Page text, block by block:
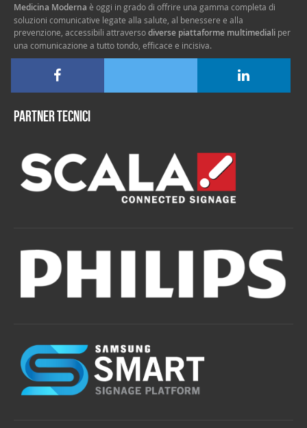
Medicina Moderna è oggi in grado di offrire una gamma completa di
soluzioni comunicative legate alla salute, al benessere e alla
prevenzione, accessibili attraversodiverse piattaforme multimediali per
una comunicazione a tutto tondo, efficace e incisiva.
Partner tecnici